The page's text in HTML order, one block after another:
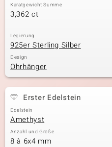
Karatgewicht Summe
3,362 ct
Legierung
925er Sterling Silber
Design
Ohrhänger
Erster Edelstein
Edelstein
Amethyst
Anzahl und Größe
8 à 6x4 mm